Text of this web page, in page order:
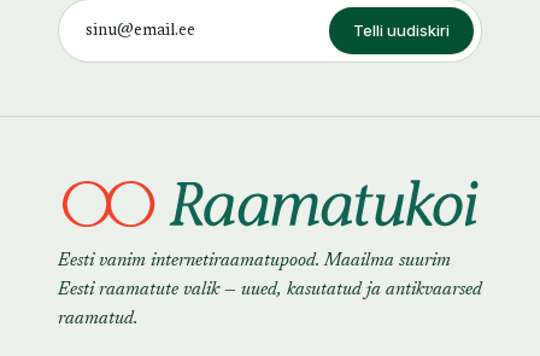
Telli uudiskiri
Eesti vanim internetiraamatupood. Maailma suurim
Eesti raamatute valik — uued, kasutatud ja antikvaarsed
raamatud.